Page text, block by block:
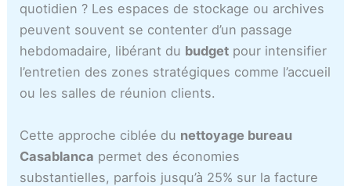
quotidien ? Les espaces de stockage ou archives
peuvent souvent se contenter d’un passage
hebdomadaire, libérant du budget pour intensifier
l’entretien des zones stratégiques comme l’accueil
ou les salles de réunion clients.
Cette approche ciblée du nettoyage bureau
Casablanca permet des économies
substantielles, parfois jusqu’à 25% sur la facture